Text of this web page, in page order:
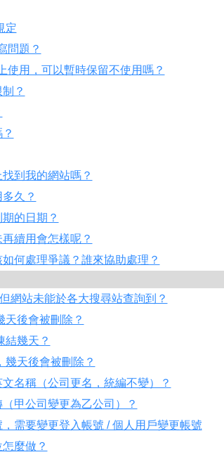
定
問題？
使用，可以暫時保留不使用嗎？
？
到我的網站嗎？
久？
的日期？
續用會怎樣呢？
何處理爭議？誰來協助處理？
網站未能於各大搜尋站查詢到？
天後會被刪除？
結幾天？
幾天後會被刪除？
名稱（公司更名，統編不變）？
甲公司變更為乙公司）？
需要變更登入帳號 / 個人用戶變更帳號
麼做？